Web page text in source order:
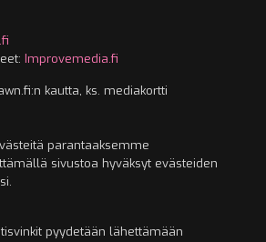
Improvemedia.fi
kautta, ks. mediakortti
parantaaksemme
sivustoa hyväksyt evästeiden
pyydetään lähettämään